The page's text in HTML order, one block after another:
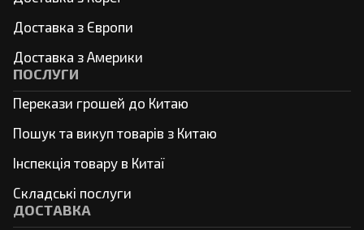
Доставка з Європи
Доставка з Америки
ПОСЛУГИ
Перекази грошей до Китаю
Пошук та викуп товарів з Китаю
Інспекція товару в Китаї
Складські послуги
ДОСТАВКА